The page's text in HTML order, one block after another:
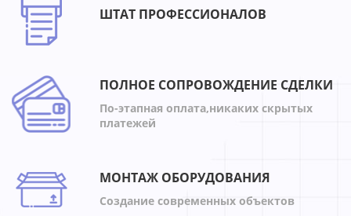
ШТАТ ПРОФЕССИОНАЛОВ
ПОЛНОЕ СОПРОВОЖДЕНИЕ СДЕЛКИ
По-этапная оплата,никаких скрытых
платежей
МОНТАЖ ОБОРУДОВАНИЯ
Создание современных объектов